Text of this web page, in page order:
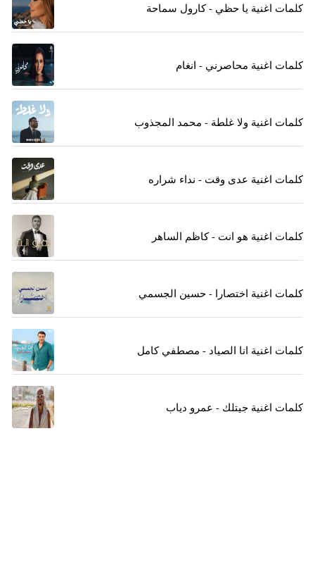
كلمات اغنية يا حظي - كارول سماحة
كلمات اغنية محاصرني - انغام
كلمات اغنية ولا غلطة - محمد المجذوب
كلمات اغنية عدى وقت - نداء شراره
كلمات اغنية هو انت - كاظم الساهر
كلمات اغنية اختصارا - حسين الجسمي
كلمات اغنية انا الصياد - مصطفي كامل
كلمات اغنية جيتلك - عمرو دياب